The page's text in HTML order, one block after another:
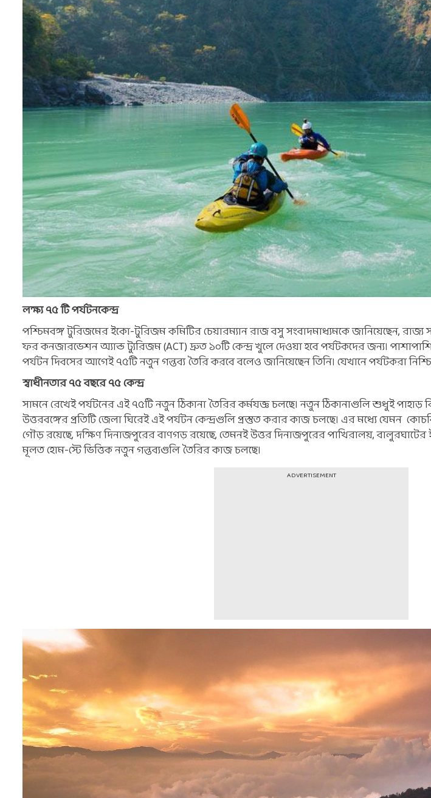
লক্ষ্য ৭৫ টি পর্যটনকেন্দ্র
পশ্চিমবঙ্গ টুরিজমের ইকো-‌টুরিজম কমিটির চেয়ারম্যান রাজ বসু সংবাদমাধ্যমকে জানিয়েছেন,
ফর কনজারভেশন অ্যান্ড ট্যুরিজম (‌ACT) দ্রুত ১০টি কেন্দ্র খুলে দেওয়া হবে পর্যটকদের জন্য।
পর্যটন দিবসের আগেই ৭৫টি নতুন গন্তব্য তৈরি করবে বলেও জানিয়েছেন তিনি। যেখানে পর্যটকরা
স্বাধীনতার ৭৫ বছরে ৭৫ কেন্দ্র
সামনে রেখেই পর্যটনের এই ৭৫টি নতুন ঠিকানা তৈরির কর্মযজ্ঞ চলছে। নতুন ঠিকানাগুলি শুধুই পাহাড়
উত্তরবঙ্গের প্রতিটি জেলা ঘিরেই এই পর্যটন কেন্দ্রগুলি প্রস্তুত করার কাজ চলছে। এর মধ্যে যেমন
গৌড় রয়েছে, দক্ষিণ দিনাজপুরের বাণগড় রয়েছে, তেমনই উত্তর দিনাজপুরের পাখিরালয়, বালুরঘাটের
মূলত হোম-‌স্টে ভিত্তিক নতুন গন্তব্যগুলি তৈরির কাজ চলছে।
ADVERTISEMENT